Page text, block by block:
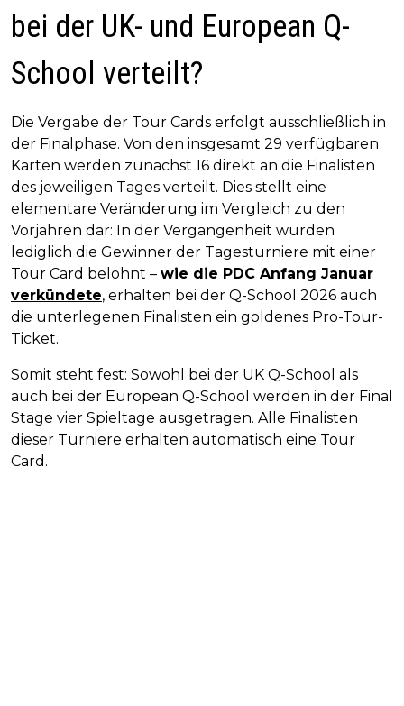
bei der UK- und European Q-
School verteilt?
Die Vergabe der Tour Cards erfolgt ausschließlich in
der Finalphase. Von den insgesamt 29 verfügbaren
Karten werden zunächst 16 direkt an die Finalisten
des jeweiligen Tages verteilt. Dies stellt eine
elementare Veränderung im Vergleich zu den
Vorjahren dar: In der Vergangenheit wurden
lediglich die Gewinner der Tagesturniere mit einer
Tour Card belohnt – wie die PDC Anfang Januar
verkündete, erhalten bei der Q-School 2026 auch
die unterlegenen Finalisten ein goldenes Pro-Tour-
Ticket.
Somit steht fest: Sowohl bei der UK Q-School als
auch bei der European Q-School werden in der Final
Stage vier Spieltage ausgetragen. Alle Finalisten
dieser Turniere erhalten automatisch eine Tour
Card.